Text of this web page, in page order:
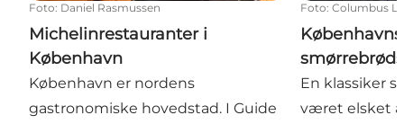
Foto: Daniel Rasmussen
Michelinrestauranter i
København
København er nordens
gastronomiske hovedstad. I Guide
Foto: Columbus
En klassiker
været elsket